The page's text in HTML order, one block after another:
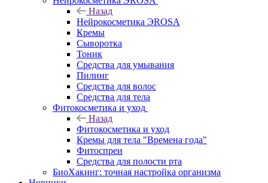
Назад
Нейрокосметика ЭROSA
Кремы
Сыворотка
Тоник
Средства для умывания
Пилинг
Средства для волос
Средства для тела
Фитокосметика и уход
Назад
Фитокосметика и уход
Кремы для тела "Времена года"
Фитоспреи
Средства для полости рта
БиоХакинг: точная настройка организма